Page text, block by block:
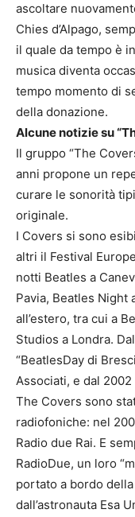
ascoltare
Chies d’Alpago,
il quale da tempo è
musica diventa
tempo momento di
della donazione.
Alcune notizie su
Il gruppo “The
anni propone un
curare le sonorità
originale.
I Covers si sono
altri il Festival
notti Beatles a
Pavia, Beatles Night
all’estero, tra cui a
Studios a Londra.
“BeatlesDay di
Associati, e dal 2002
The Covers sono
radiofoniche: nel
Radio due Rai. E
RadioDue, un loro
portato a bordo
dall’astronauta Esa